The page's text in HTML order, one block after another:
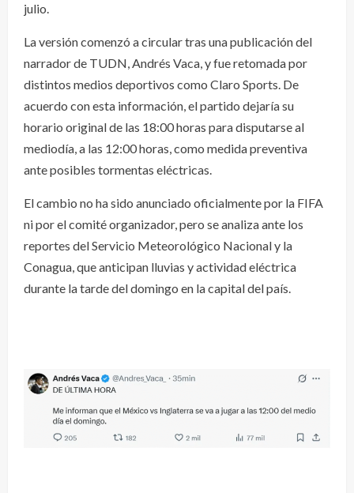
julio.
La versión comenzó a circular tras una publicación del
narrador de TUDN, Andrés Vaca, y fue retomada por
distintos medios deportivos como Claro Sports. De
acuerdo con esta información, el partido dejaría su
horario original de las 18:00 horas para disputarse al
mediodía, a las 12:00 horas, como medida preventiva
ante posibles tormentas eléctricas.
El cambio no ha sido anunciado oficialmente por la FIFA
ni por el comité organizador, pero se analiza ante los
reportes del Servicio Meteorológico Nacional y la
Conagua, que anticipan lluvias y actividad eléctrica
durante la tarde del domingo en la capital del país.